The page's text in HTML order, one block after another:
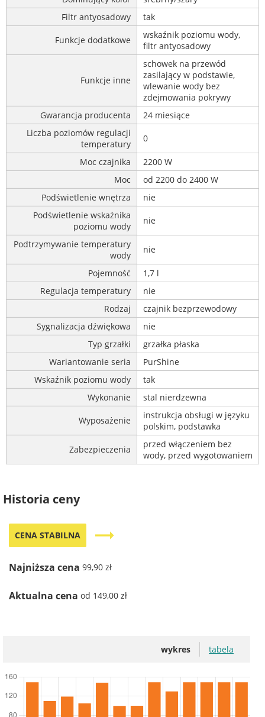
Filtr antyosadowy
tak
Funkcje dodatkowe
wskaźnik poziomu wody,
filtr antyosadowy
Funkcje inne
schowek na przewód
zasilający w podstawie,
wlewanie wody bez
zdejmowania pokrywy
Gwarancja producenta
24 miesiące
Liczba poziomów regulacji
temperatury
0
Moc czajnika
2200 W
Moc
od 2200 do 2400 W
Podświetlenie wnętrza
nie
Podświetlenie wskaźnika
poziomu wody
nie
Podtrzymywanie temperatury
wody
nie
Pojemność
1,7 l
Regulacja temperatury
nie
Rodzaj
czajnik bezprzewodowy
Sygnalizacja dźwiękowa
nie
Typ grzałki
grzałka płaska
Wariantowanie seria
PurShine
Wskaźnik poziomu wody
tak
Wykonanie
stal nierdzewna
Wyposażenie
instrukcja obsługi w języku
polskim, podstawka
Zabezpieczenia
przed włączeniem bez
wody, przed wygotowaniem
Historia ceny
CENA STABILNA trending_flat
Najniższa cena 99,90 zł
Aktualna cena od 149,00 zł
wykres tabela